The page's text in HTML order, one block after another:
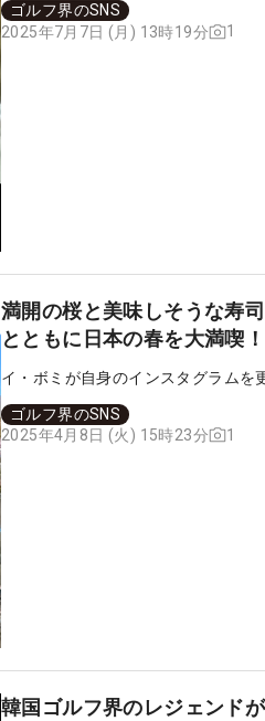
ゴルフ界のSNS
2025年7月7日 (月) 13時19分
1
満開の桜と美味しそうな寿
とともに日本の春を大満喫！
イ・ボミが自身のインスタグラムを
ゴルフ界のSNS
2025年4月8日 (火) 15時23分
1
韓国ゴルフ界のレジェンド